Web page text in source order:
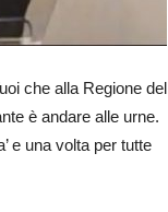
che alla Regione del
è andare alle urne.
e una volta per tutte